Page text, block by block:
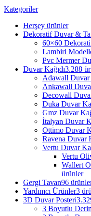
Kategoriler
Herşey ürünler
Dekoratif Duvar &
60×60
Lambiri
Pvc Mermer
Duvar Kağıdı3.288
Adawall Duvar
Ankawall
Decowall
Duka Duvar
Gmz Duvar
İtalyan Duvar
Ottimo Duvar
Ravena Duvar
Vertu Duvar
Vertu
Wallert
ürünler
Gergi Tavan96
Yardımcı Ürünler3
3D Duvar Posteri
3 Boyutlu